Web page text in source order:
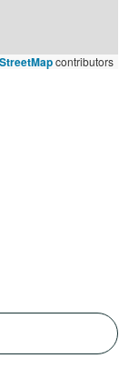
contributors